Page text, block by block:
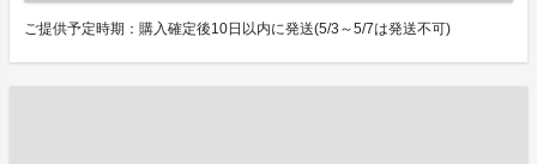
ご提供予定時期：購入確定後10日以内に発送(5/3～5/7は発送不可)